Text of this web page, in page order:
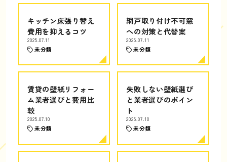
キッチン床張り替え
費用を抑えるコツ
2025.07.11
未分類
網戸取り付け不可窓
への対策と代替案
2025.07.11
未分類
賃貸の壁紙リフォー
ム業者選びと費用比
較
2025.07.10
未分類
失敗しない壁紙選び
と業者選びのポイン
ト
2025.07.10
未分類